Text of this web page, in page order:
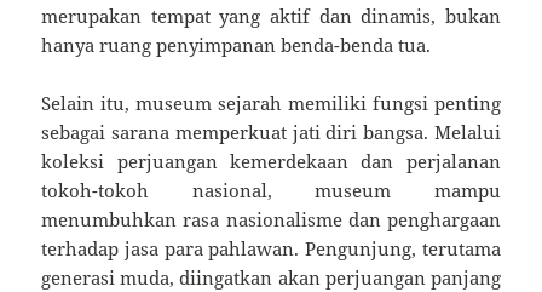
merupakan tempat yang aktif dan dinamis, bukan
hanya ruang penyimpanan benda-benda tua.
Selain itu, museum sejarah memiliki fungsi penting
sebagai sarana memperkuat jati diri bangsa. Melalui
koleksi perjuangan kemerdekaan dan perjalanan
tokoh-tokoh nasional, museum mampu
menumbuhkan rasa nasionalisme dan penghargaan
terhadap jasa para pahlawan. Pengunjung, terutama
generasi muda, diingatkan akan perjuangan panjang